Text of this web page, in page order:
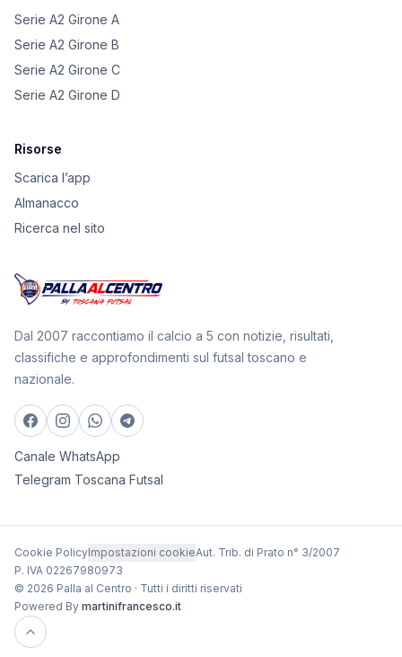
Serie A2 Girone A
Serie A2 Girone B
Serie A2 Girone C
Serie A2 Girone D
Risorse
Scarica l’app
Almanacco
Ricerca nel sito
Dal 2007 raccontiamo il calcio a 5 con notizie, risultati,
classifiche e approfondimenti sul futsal toscano e
nazionale.
Canale WhatsApp
Telegram Toscana Futsal
Cookie PolicyImpostazioni cookieAut. Trib. di Prato n° 3/2007
P. IVA 02267980973
© 2026 Palla al Centro · Tutti i diritti riservati
Powered By martinifrancesco.it